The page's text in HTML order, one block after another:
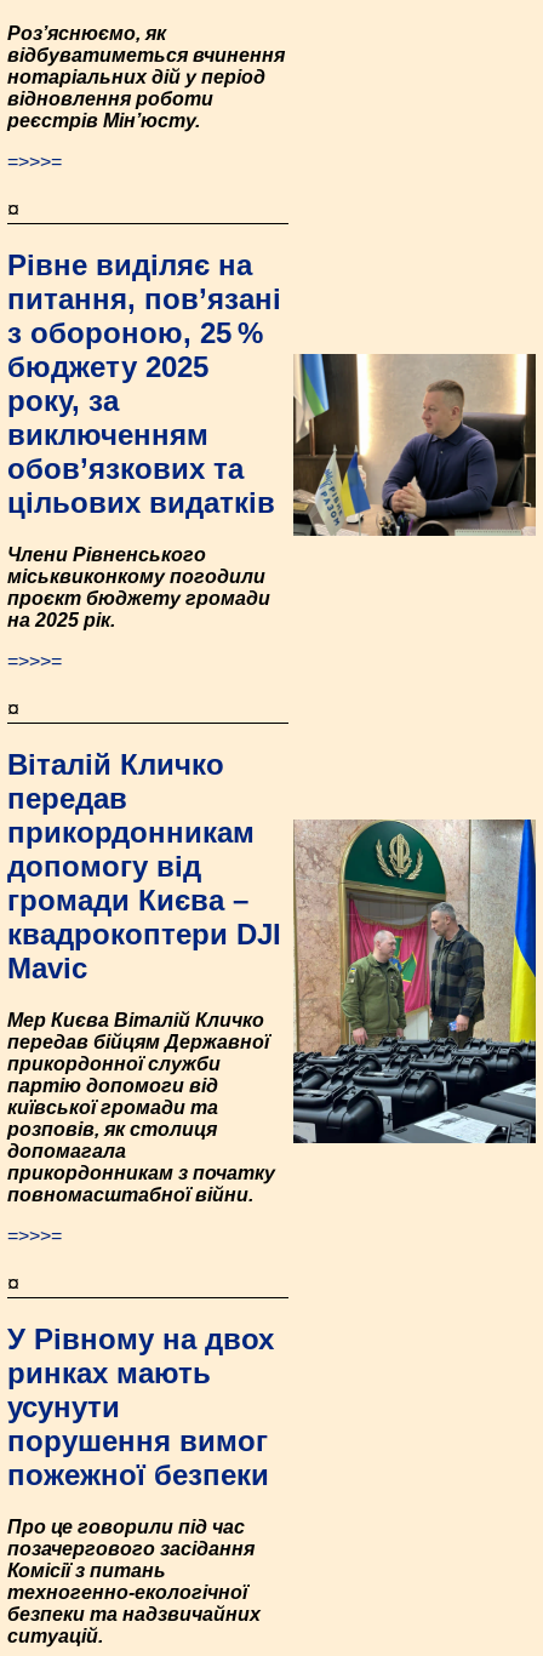
Роз’яснюємо, як
відбуватиметься вчинення
нотаріальних дій у період
відновлення роботи
реєстрів Мін’юсту.
=>>>=
¤
Рівне виділяє на
питання, пов’язані
з обороною, 25 %
бюджету 2025
року, за
виключенням
обов’язкових та
цільових видатків
Члени Рівненського
міськвиконкому погодили
проєкт бюджету громади
на 2025 рік.
=>>>=
¤
Віталій Кличко
передав
прикордонникам
допомогу від
громади Києва –
квадрокоптери DJI
Mavic
Мер Києва Віталій Кличко
передав бійцям Державної
прикордонної служби
партію допомоги від
київської громади та
розповів, як столиця
допомагала
прикордонникам з початку
повномасштабної війни.
=>>>=
¤
У Рівному на двох
ринках мають
усунути
порушення вимог
пожежної безпеки
Про це говорили під час
позачергового засідання
Комісії з питань
техногенно-екологічної
безпеки та надзвичайних
ситуацій.